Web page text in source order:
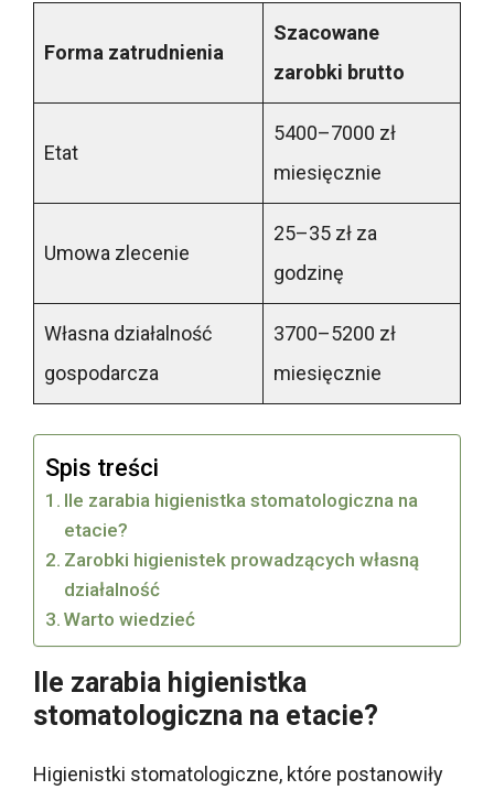
Forma zatrudnienia
Szacowane
zarobki brutto
Etat
5400–7000 zł
miesięcznie
Umowa zlecenie
25–35 zł za
godzinę
Własna działalność
gospodarcza
3700–5200 zł
miesięcznie
Spis treści
Ile zarabia higienistka stomatologiczna na
etacie?
Zarobki higienistek prowadzących własną
działalność
Warto wiedzieć
Ile zarabia higienistka
stomatologiczna na etacie?
Higienistki stomatologiczne, które postanowiły